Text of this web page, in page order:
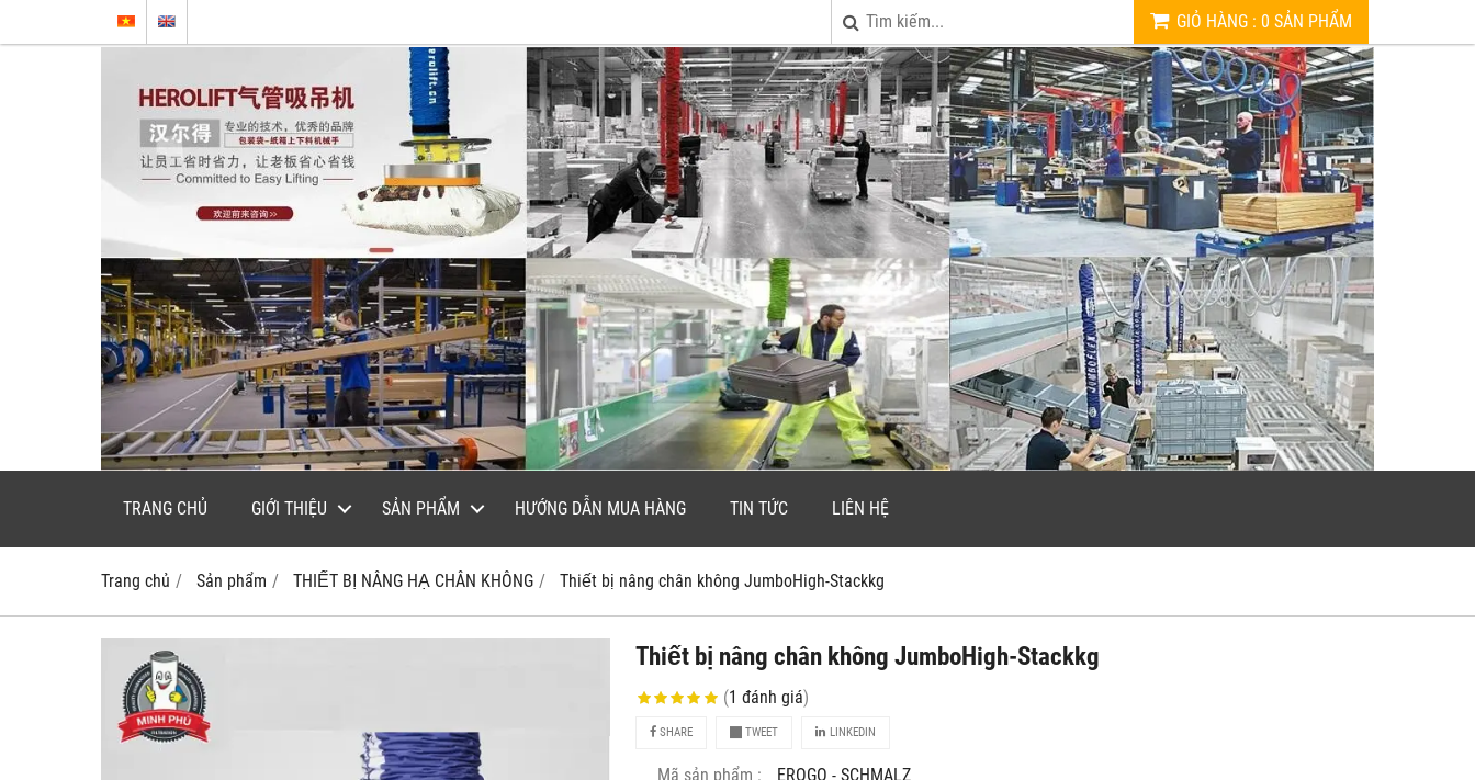
GIỎ HÀNG : 0 SẢN PHẨM
TRANG CHỦ GIỚI THIỆU SẢN PHẨM HƯỚNG DẪN MUA HÀNG TIN TỨC LIÊN HỆ
Trang chủ Sản phẩm THIẾT BỊ NÂNG HẠ CHÂN KHÔNG Thiết bị nâng chân không JumboHigh-Stackkg
Thiết bị nâng chân không JumboHigh-Stackkg
(1đánh giá)
SHARE TWEET LINKEDIN
Mã sản phẩm :
EROGO - SCHMALZ